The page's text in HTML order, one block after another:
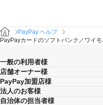
PayPay ヘルプ
PayPayカードのソフトバンク／ワイ
一般の利用者様
店舗オーナー様
PayPay加盟店様
法人のお客様
自治体の担当者様